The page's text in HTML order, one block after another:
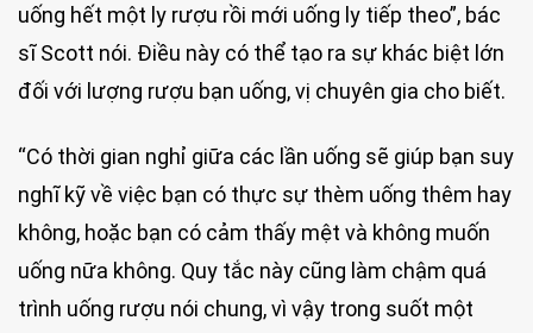
uống hết một ly rượu rồi mới uống ly tiếp theo”, bác
sĩ Scott nói. Điều này có thể tạo ra sự khác biệt lớn
đối với lượng rượu bạn uống, vị chuyên gia cho biết.
“Có thời gian nghỉ giữa các lần uống sẽ giúp bạn suy
nghĩ kỹ về việc bạn có thực sự thèm uống thêm hay
không, hoặc bạn có cảm thấy mệt và không muốn
uống nữa không. Quy tắc này cũng làm chậm quá
trình uống rượu nói chung, vì vậy trong suốt một